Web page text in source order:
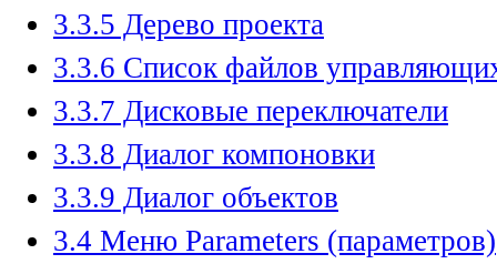
3.3.5 Дерево проекта
3.3.6 Список файлов
3.3.7 Дисковые переключатели
3.3.8 Диалог компоновки
3.3.9 Диалог объектов
3.4 Меню Parameters (параметров)